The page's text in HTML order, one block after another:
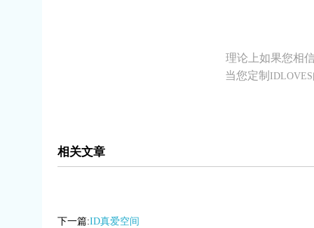
理论上如果您相
当您定制 IDLOVES
相关文章
下一篇:ID真爱空间